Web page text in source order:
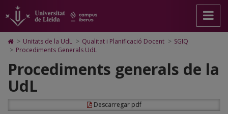
Procediments
Generals
UdL
pàgina
principal.
Universitat
Lleida
contingut
principal
pàgina
Mapa
Web.
Universitat
Lleida
Cerca
Accessibilitat.
Universitat
Lleida
Icono
de
para
la
de
> Unitats de la UdL > Qualitat i Planificació Docent > SGIQ
> Procediments Generals UdL
Procediments generals de la
UdL
Descarregar pdf